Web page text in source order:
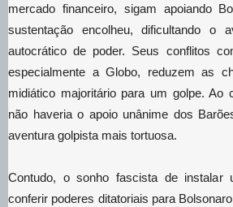
mercado financeiro, sigam apoiando
sustentação encolheu, dificultando o
autocrático de poder. Seus conflitos
especialmente a Globo, reduzem as
midiático majoritário para um golpe. Ao
não haveria o apoio unânime dos
aventura golpista mais tortuosa.
Contudo, o sonho fascista de
conferir poderes ditatoriais para